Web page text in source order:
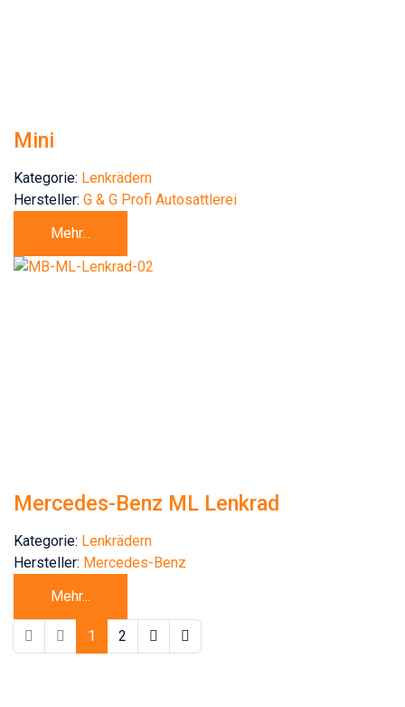
Mini
Kategorie: Lenkrädern
Hersteller: G & G Profi Autosattlerei
Mehr...
Mercedes-Benz ML Lenkrad
Kategorie: Lenkrädern
Hersteller: Mercedes-Benz
Mehr...
1 2